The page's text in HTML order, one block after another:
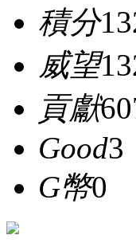
積分
威望
貢獻
Good3
G幣0